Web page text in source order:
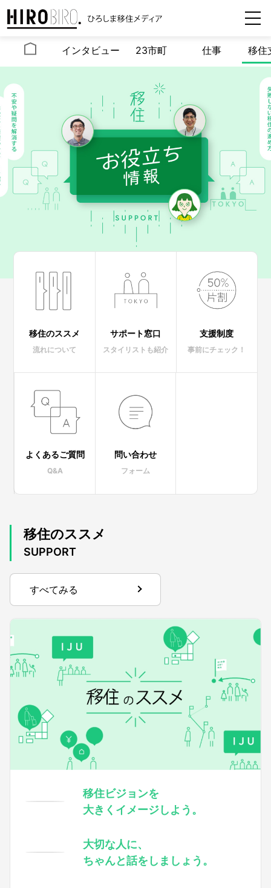
インタビュー 23市町 仕事 移住
移住のススメ
流れについて
サポート窓口
スタイリストも紹介
支援制度
事前にチェック！
よくあるご質問
Q&A
問い合わせ
フォーム
移住のススメ
SUPPORT
すべてみる
移住ビジョンを
大きくイメージしよう。
大切な人に、
ちゃんと話をしましょう。